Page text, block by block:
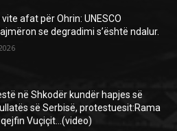
vite afat për Ohrin: UNESCO
se degradimi s’është ndalur.
në Shkodër kundër hapjes së
së Serbisë, protestuesit:Rama
Vuçiçit…(video)